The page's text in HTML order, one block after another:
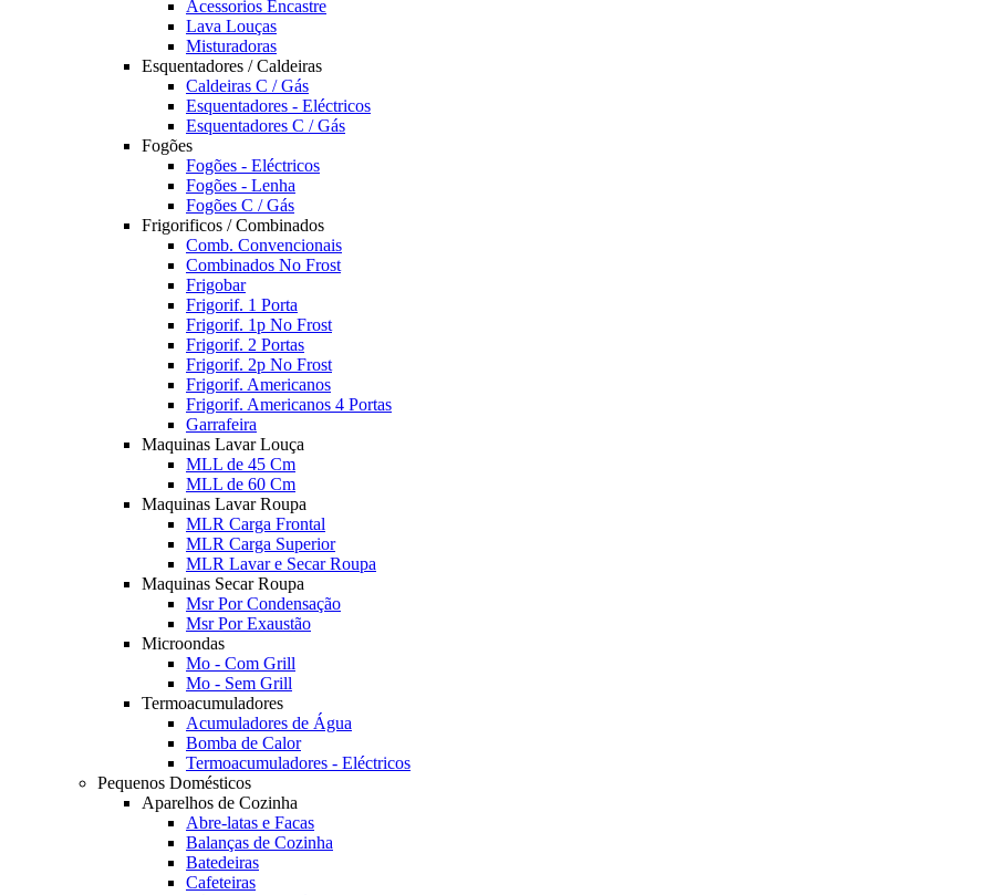
Acessorios Encastre
Lava Louças
Misturadoras
Esquentadores / Caldeiras
Caldeiras C / Gás
Esquentadores - Eléctricos
Esquentadores C / Gás
Fogões
Fogões - Eléctricos
Fogões - Lenha
Fogões C / Gás
Frigorificos / Combinados
Comb. Convencionais
Combinados No Frost
Frigobar
Frigorif. 1 Porta
Frigorif. 1p No Frost
Frigorif. 2 Portas
Frigorif. 2p No Frost
Frigorif. Americanos
Frigorif. Americanos 4 Portas
Garrafeira
Maquinas Lavar Louça
MLL de 45 Cm
MLL de 60 Cm
Maquinas Lavar Roupa
MLR Carga Frontal
MLR Carga Superior
MLR Lavar e Secar Roupa
Maquinas Secar Roupa
Msr Por Condensação
Msr Por Exaustão
Microondas
Mo - Com Grill
Mo - Sem Grill
Termoacumuladores
Acumuladores de Água
Bomba de Calor
Termoacumuladores - Eléctricos
Pequenos Domésticos
Aparelhos de Cozinha
Abre-latas e Facas
Balanças de Cozinha
Batedeiras
Cafeteiras